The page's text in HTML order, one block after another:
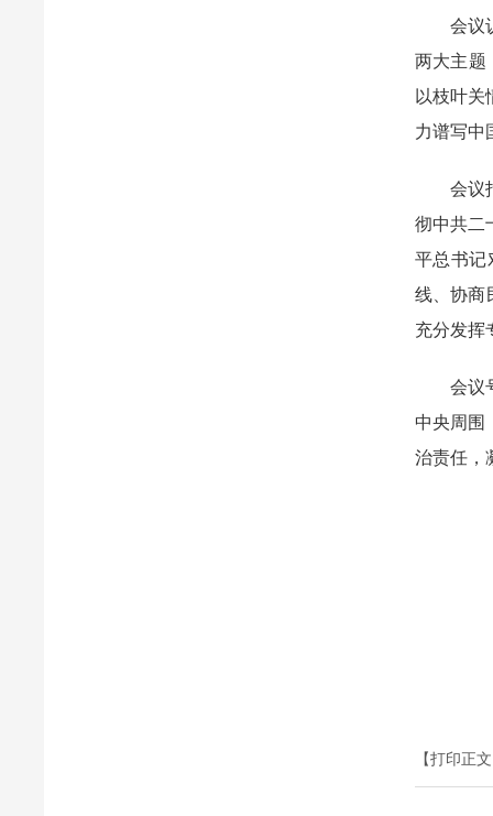
会议认
两大主题
以枝叶关
力谱写中
会议指
彻中共二
平总书记
线、协商
充分发挥
会议号
中央周围
治责任，
【打印正